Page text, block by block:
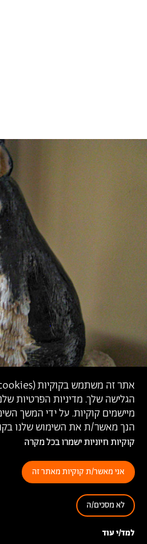
אתר זה משתמש בקוקיות (
הגלישה שלך. מדיניות הפרטיות
מיישמים קוקיות. על ידי המשך
הנך מאשר/ת את השימוש שלנו
קוקיות חיוניות ישמרו בכל מקרה
אני מאשר/ת קוקיות מאתר זה
לא מסכים/ה
למד/י עוד